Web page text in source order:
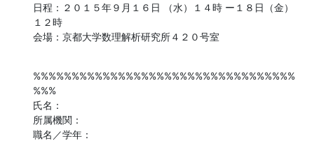
日程：２０１５年９月１６日 （水）１４時 ー１８日（金）
１２時
会場：京都大学数理解析研究所４２０号室
%%%%%%%%%%%%%%%%%%%%%%%%%%%%%%%%%%
%%%
氏名：
所属機関：
職名／学年：